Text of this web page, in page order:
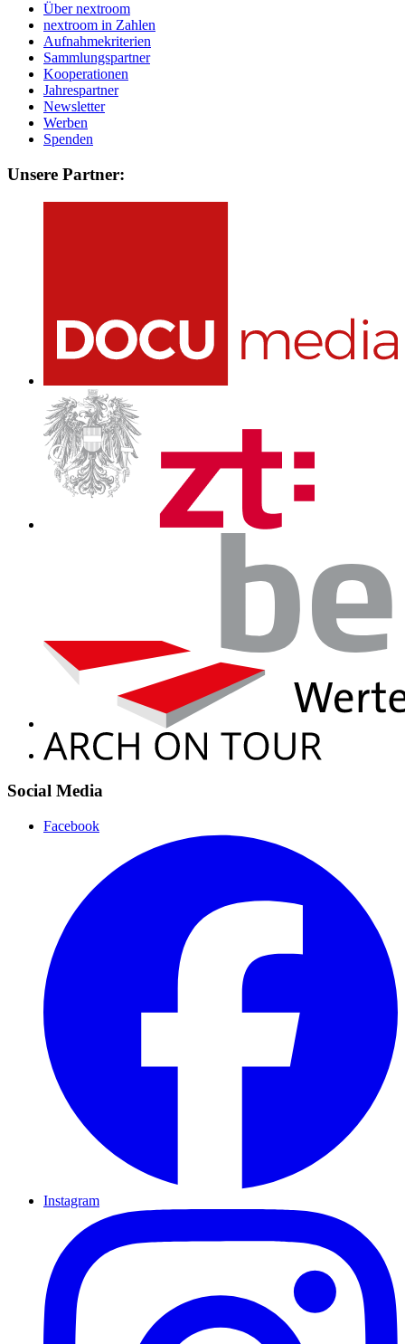
Über nextroom
nextroom in Zahlen
Aufnahmekriterien
Sammlungspartner
Kooperationen
Jahrespartner
Newsletter
Werben
Spenden
Unsere Partner:
Social Media
Facebook
Instagram